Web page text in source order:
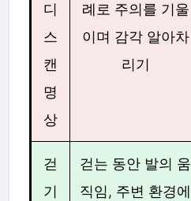
디
스
캔
명
상
례로 주의를 기울
이며 감각 알아차
리기
걷
기
걷는 동안 발의 움
직임, 주변 환경에